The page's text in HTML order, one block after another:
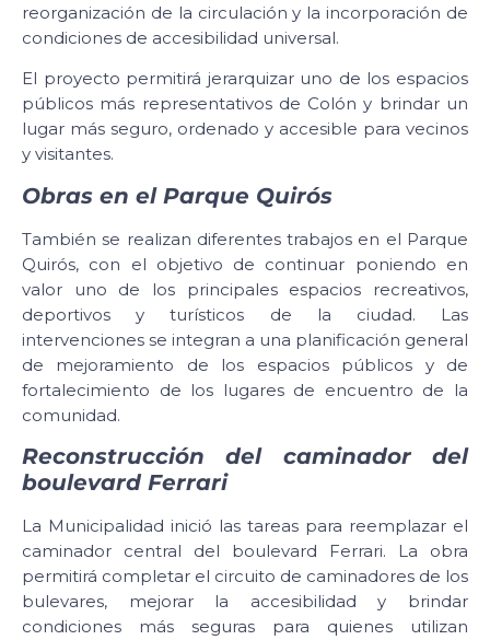
reorganización de la circulación y la incorporación de
condiciones de accesibilidad universal.
El proyecto permitirá jerarquizar uno de los espacios
públicos más representativos de Colón y brindar un
lugar más seguro, ordenado y accesible para vecinos
y visitantes.
Obras en el Parque Quirós
También se realizan diferentes trabajos en el Parque
Quirós, con el objetivo de continuar poniendo en
valor uno de los principales espacios recreativos,
deportivos y turísticos de la ciudad. Las
intervenciones se integran a una planificación general
de mejoramiento de los espacios públicos y de
fortalecimiento de los lugares de encuentro de la
comunidad.
Reconstrucción del caminador del
boulevard Ferrari
La Municipalidad inició las tareas para reemplazar el
caminador central del boulevard Ferrari. La obra
permitirá completar el circuito de caminadores de los
bulevares, mejorar la accesibilidad y brindar
condiciones más seguras para quienes utilizan